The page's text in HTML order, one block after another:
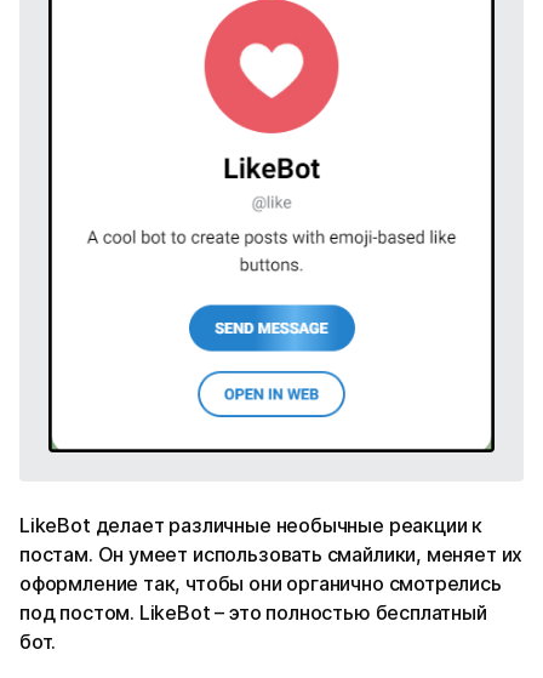
LikeBot делает различные необычные реакции к
постам. Он умеет использовать смайлики, меняет их
оформление так, чтобы они органично смотрелись
под постом. LikeBot – это полностью бесплатный
бот.